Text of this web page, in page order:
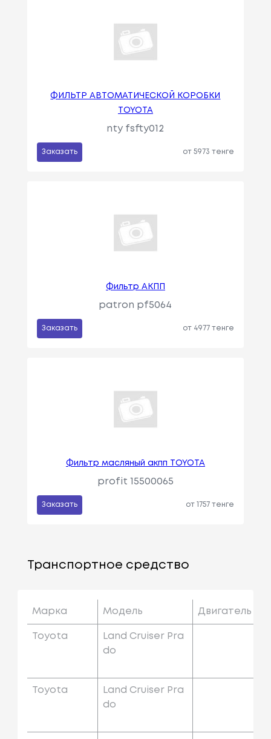
ФИЛЬТР АВТОМАТИЧЕСКОЙ КОРОБКИ
TOYOTA
nty fsfty012
Заказать от 5973 тенге
Фильтр АКПП
patron pf5064
Заказать от 4977 тенге
Фильтр масляный акпп TOYOTA
profit 15500065
Заказать от 1757 тенге
Транспортное средство
Марка Модель Двигатель
Toyota
Land Cruiser Pra
Do
Toyota
Land Cruiser Pra
Do